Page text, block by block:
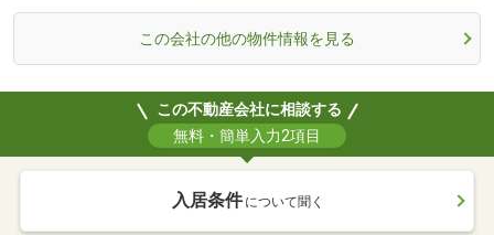
この会社の他の物件情報を見る
この不動産会社に相談する
無料・簡単入力2項目
入居条件 について聞く